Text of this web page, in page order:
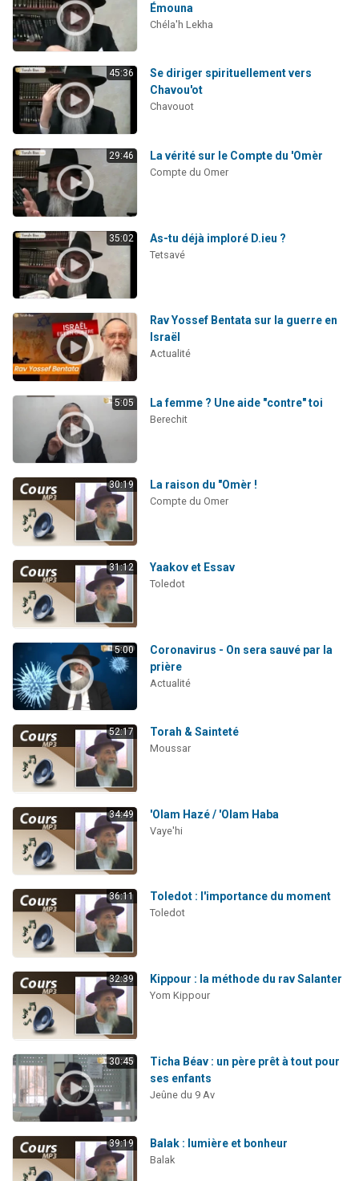
Émouna
Chéla'h Lekha
45:36
Se diriger spirituellement vers
Chavou'ot
Chavouot
29:46 La vérité sur le Compte du 'Omèr
Compte du Omer
35:02 As-tu déjà imploré D.ieu ?
Tetsavé
Rav Yossef Bentata sur la guerre en
Israël
Actualité
5:05 La femme ? Une aide "contre" toi
Berechit
30:19 La raison du "Omèr !
Compte du Omer
31:12 Yaakov et Essav
Toledot
5:00
Coronavirus - On sera sauvé par la
prière
Actualité
52:17 Torah & Sainteté
Moussar
34:49 'Olam Hazé / 'Olam Haba
Vaye'hi
36:11 Toledot : l'importance du moment
Toledot
32:39 Kippour : la méthode du rav Salanter
Yom Kippour
30:45
Ticha Béav : un père prêt à tout pour
ses enfants
Jeûne du 9 Av
39:19 Balak : lumière et bonheur
Balak